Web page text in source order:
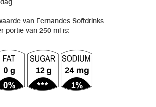
van Fernandes Softdrinks
portie van 250 ml is: